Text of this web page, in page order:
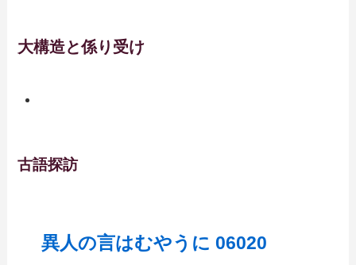
大構造と係り受け
古語探訪
異人の言はむやうに 06020